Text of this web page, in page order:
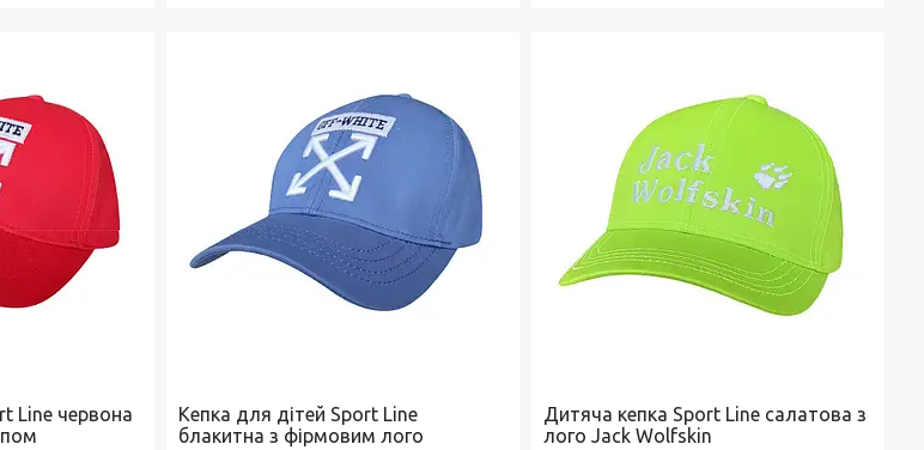
Line червона
Кепка для дітей Sport Line
блакитна з фірмовим лого
Дитяча кепка Sport Line салатова з
лого Jack Wolfskin